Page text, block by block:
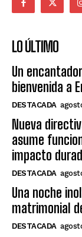
LO ÚLTIMO
Un
bienvenida a
DESTACADA
Nueva
asume
impacto
DESTACADA
Una noche
matrimonial
DESTACADA